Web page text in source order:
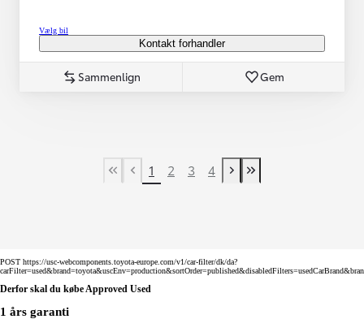
Vælg bil
Kontakt forhandler
Sammenlign Gem
First Page
Tidligere side
1 2 3 4
Næste side
Last Page
POST https://usc-webcomponents.toyota-europe.com/v1/car-filter/dk/da?
Derfor skal du købe Approved Used
1 års garanti